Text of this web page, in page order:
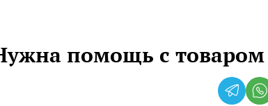
помощь с